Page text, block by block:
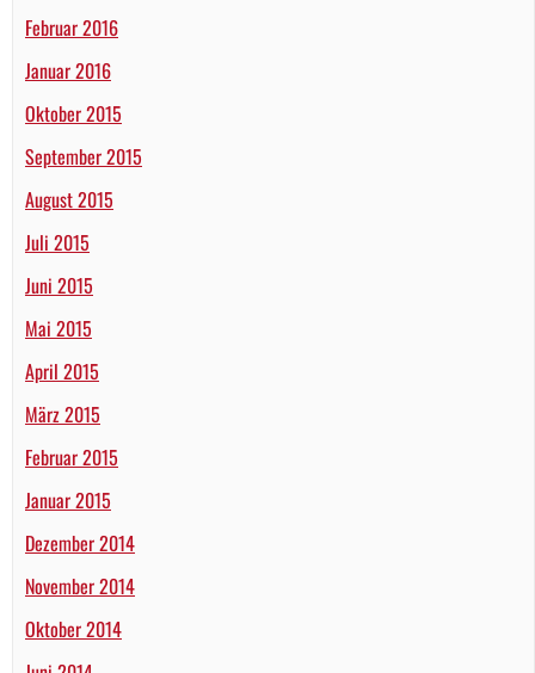
Februar 2016
Januar 2016
Oktober 2015
September 2015
August 2015
Juli 2015
Juni 2015
Mai 2015
April 2015
März 2015
Februar 2015
Januar 2015
Dezember 2014
November 2014
Oktober 2014